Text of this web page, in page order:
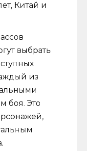
Китай и
выбрать
из
боя. Это